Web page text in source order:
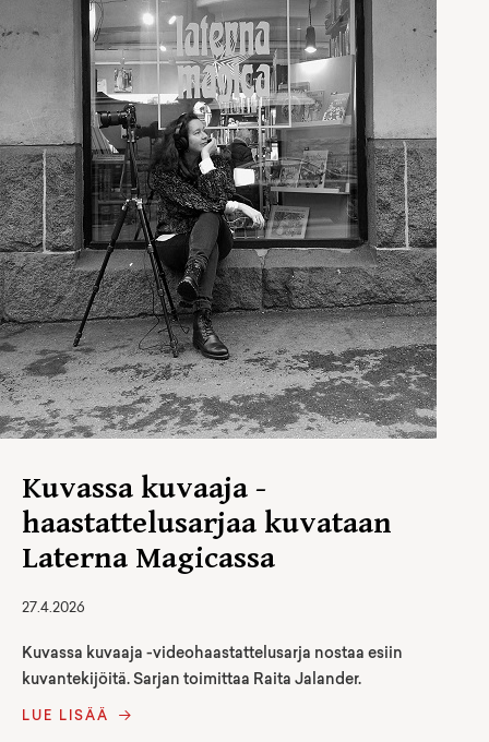
Kuvassa kuvaaja -
haastattelusarjaa kuvataan
Laterna Magicassa
27.4.2026
Kuvassa kuvaaja -videohaastattelusarja nostaa esiin
kuvantekijöitä. Sarjan toimittaa Raita Jalander.
LUE LISÄÄ